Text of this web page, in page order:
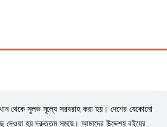
থেকে সুলভ মূল্যে সরবরাহ করা হয়। দেশের যেকোনো
দেওয়া হয় দ্রুততম সময়ে। আমাদের উদ্দেশ্য বইয়ের